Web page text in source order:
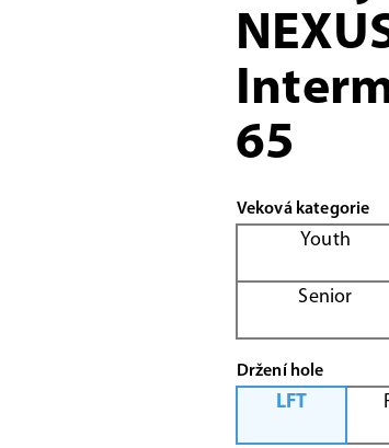
65
Veková kategorie
Youth
Senior
Držení hole
LFT